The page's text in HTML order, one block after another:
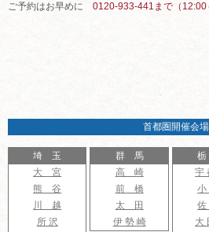
ご予約はお早めに 0120-933-441まで（
首都圏開催会場
埼 玉
大 宮
熊 谷
川 越
所 沢
群 馬
高 崎
前 橋
太 田
伊 勢 崎
宇
大